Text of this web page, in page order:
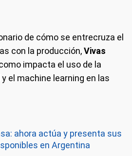
de cómo se entrecruza el
con la producción,Vivas
impacta el uso de la
el machine learning en las
ahora actúa y presenta sus
en Argentina